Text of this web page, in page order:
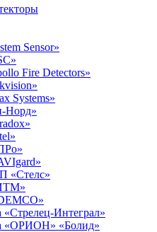
Sensor»
Fire Detectors»
Systems»
Норд»
«Стелс»
«Стрелец-Интеграл»
«ОРИОН» «Болид»